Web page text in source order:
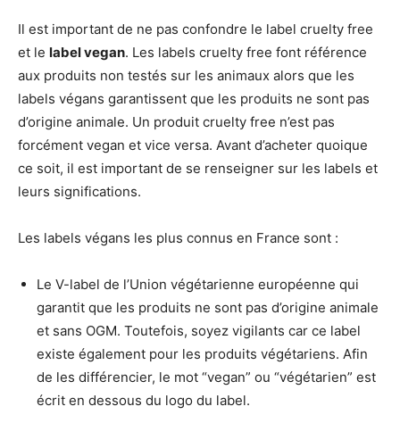
Il est important de ne pas confondre le label cruelty free
et le label vegan. Les labels cruelty free font référence
aux produits non testés sur les animaux alors que les
labels végans garantissent que les produits ne sont pas
d’origine animale. Un produit cruelty free n’est pas
forcément vegan et vice versa. Avant d’acheter quoique
ce soit, il est important de se renseigner sur les labels et
leurs significations.
Les labels végans les plus connus en France sont :
Le V-label de l’Union végétarienne européenne qui
garantit que les produits ne sont pas d’origine animale
et sans OGM. Toutefois, soyez vigilants car ce label
existe également pour les produits végétariens. Afin
de les différencier, le mot “vegan” ou “végétarien” est
écrit en dessous du logo du label.